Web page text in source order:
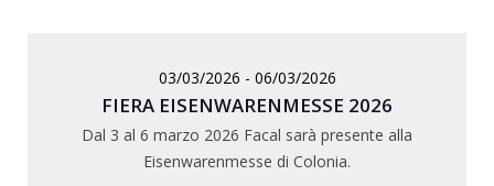
03/03/2026 - 06/03/2026
FIERA EISENWARENMESSE 2026
Dal 3 al 6 marzo 2026 Facal sarà presente alla
Eisenwarenmesse di Colonia.